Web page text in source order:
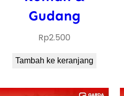
Gudang
Rp2.500
Tambah ke keranjang